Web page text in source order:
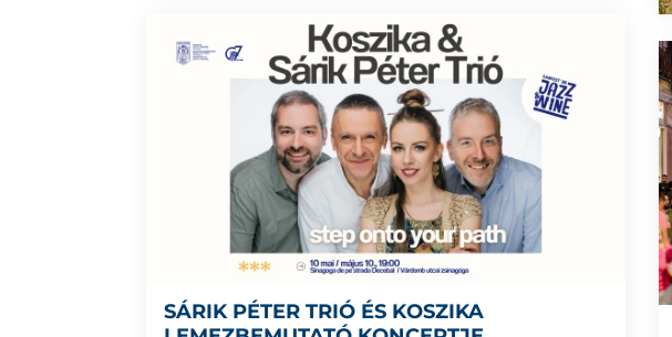
SÁRIK PÉTER TRIÓ ÉS KOSZIKA